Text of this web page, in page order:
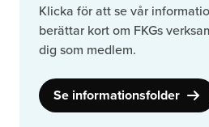
Klicka för att se vår
berättar kort om FKGs
dig som medlem.
Se informationsfolder